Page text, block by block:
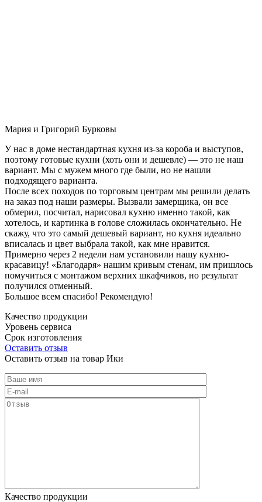
Мария и Григорий Бурковы
У нас в доме нестандартная кухня из-за короба и выступов,
поэтому готовые кухни (хоть они и дешевле) — это не наш
вариант. Мы с мужем много где были, но не нашли
подходящего варианта.
После всех походов по торговым центрам мы решили делать
на заказ под наши размеры. Вызвали замерщика, он все
обмерил, посчитал, нарисовал кухню именно такой, как
хотелось, и картинка в голове сложилась окончательно. Не
скажу, что это самый дешевый вариант, но кухня идеально
вписалась и цвет выбрала такой, как мне нравится.
Примерно через 2 недели нам установили нашу кухню-
красавицу! «Благодаря» нашим кривым стенам, им пришлось
помучиться с монтажом верхних шкафчиков, но результат
получился отменный.
Большое всем спасибо! Рекомендую!
Качество продукции
Уровень сервиса
Срок изготовления
Оставить отзыв
Оставить отзыв на товар Ики
Качество продукции